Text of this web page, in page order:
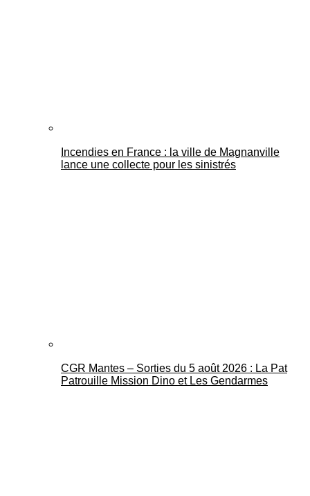
Mantes Actu
Incendies en France : la ville de Magnanville
lance une collecte pour les sinistrés
CGR Mantes – Sorties du 5 août 2026 : La Pat
Patrouille Mission Dino et Les Gendarmes